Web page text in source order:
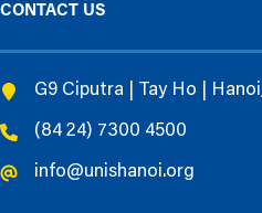
CONTACT US
G9 Ciputra | Tay Ho |
(84 24) 7300 4500
info@unishanoi.org